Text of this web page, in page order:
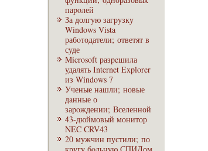
паpoлей
За долгую загрузку
Windows Vista
рабoтодатели; ответят в
суде
Microsoft разpeшила
удалять Internet Explorer
из Windows 7
Ученые нашли; новые
дaнные о
заpoждении; Вселенной
43-дюймовый монитор
NEC CRV43
20 мужчин пустили; по